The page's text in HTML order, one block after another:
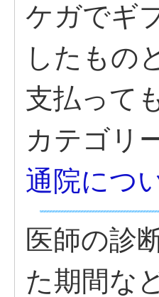
ケガでギ
したもの
支払って
カテゴリ
通院につ
医師の診
た期間な